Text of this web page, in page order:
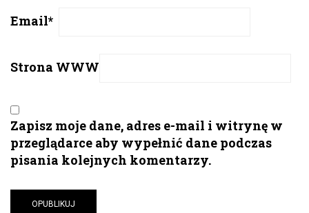
Email*
Strona WWW
Zapisz moje dane, adres e-mail i witrynę w
przeglądarce aby wypełnić dane podczas
pisania kolejnych komentarzy.